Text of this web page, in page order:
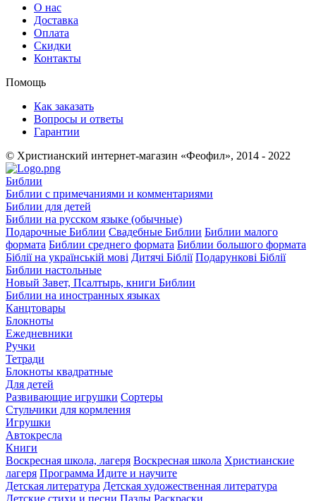
О нас
Доставка
Оплата
Скидки
Контакты
Помощь
Как заказать
Вопросы и ответы
Гарантии
© Христианский интернет-магазин «Феофил», 2014 - 2022
Библии
Библии с примечаниями и комментариями
Библии для детей
Библии на русском языке (обычные)
Подарочные Библии Свадебные Библии Библии малого
формата Библии среднего формата Библии большого формата
Біблії на українській мові Дитячі Біблії Подарункові Біблії
Библии настольные
Новый Завет, Псалтырь, книги Библии
Библии на иностранных языках
Канцтовары
Блокноты
Ежедневники
Ручки
Тетради
Блокноты квадратные
Для детей
Развивающие игрушки Сортеры
Стульчики для кормления
Игрушки
Автокресла
Книги
Воскресная школа, лагеря Воскресная школа Христианские
лагеря Программа Идите и научите
Детская литература Детская художественная литература
Детские стихи и песни Пазлы Раскраски